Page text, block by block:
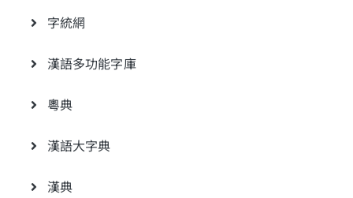
字統網
漢語多功能字庫
粵典
漢語大字典
漢典